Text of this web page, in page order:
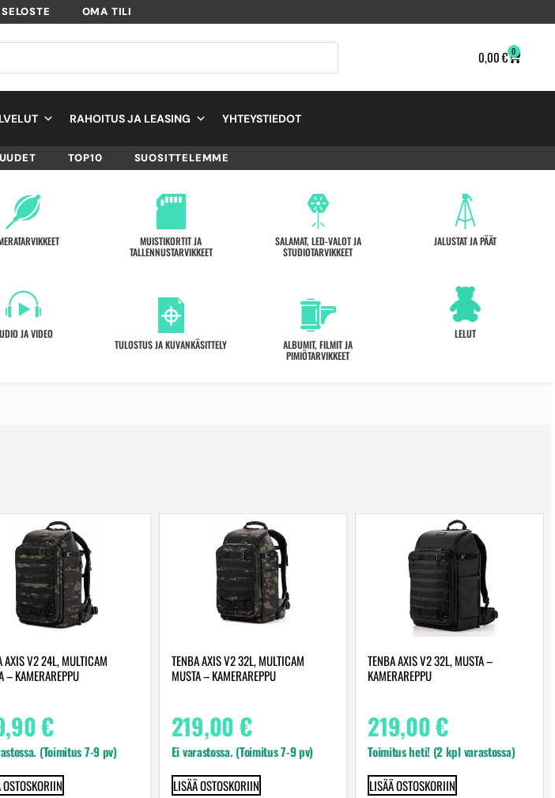
OMA TILI
0,00€ 0
RAHOITUS JA LEASING YHTEYSTIEDOT
TOP10 SUOSITTELEMME
JA VIDEO
MUISTIKORTIT JA
TALLENNUSTARVIKKEET
TULOSTUS JA KUVANKÄSITTELY
SALAMAT, LED-VALOT JA
STUDIOTARVIKKEET
ALBUMIT, FILMIT JA
PIMIÖTARVIKKEET
JALUSTAT JA PÄÄT
LELUT
AXIS V2 24L, MULTICAM
– KAMERAREPPU
€
(Toimitus 7-9 pv)
TENBA AXIS V2 32L, MULTICAM
MUSTA – KAMERAREPPU
219,00€
Ei varastossa. (Toimitus 7-9 pv)
LISÄÄ OSTOSKORIIN
TENBA AXIS V2 32L, MUSTA –
KAMERAREPPU
219,00€
Toimitus heti! (2 kpl varastossa)
LISÄÄ OSTOSKORIIN